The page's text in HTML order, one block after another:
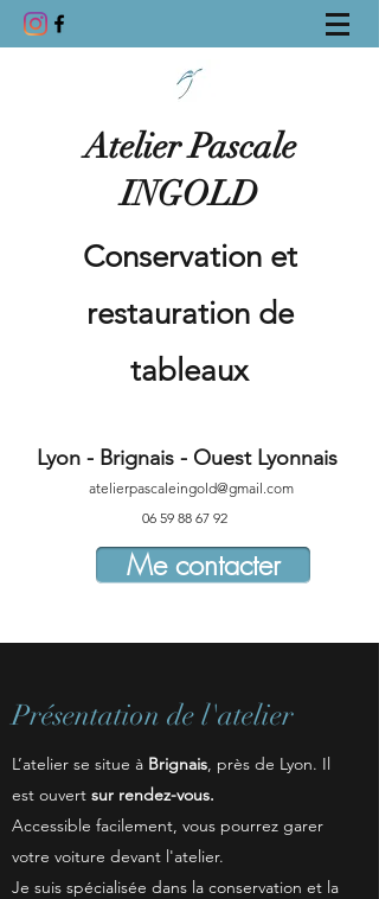
Atelier Pascale
INGOLD
Conservation et
restauration de
tableaux
Lyon - Brignais - Ouest Lyonnais
atelierpascaleingold@gmail.com
06 59 88 67 92
Me contacter
Présentation de l'atelier
L’atelier se situe à Brignais, près de Lyon. Il
est ouvert sur rendez-vous.
Accessible facilement, vous pourrez garer
votre voiture devant l'atelier.
Je suis spécialisée dans la conservation et la